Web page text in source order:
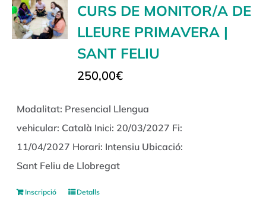
CURS DE MONITOR/A DE
LLEURE PRIMAVERA |
SANT FELIU
250,00€
Modalitat: Presencial Llengua
vehicular: Català Inici: 20/03/2027 Fi:
11/04/2027 Horari: Intensiu Ubicació:
Sant Feliu de Llobregat
Inscripció Detalls